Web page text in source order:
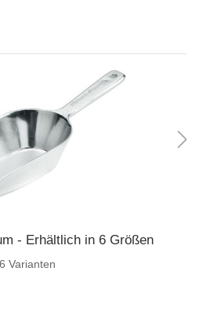
- Erhältlich in 6 Größen
6 Varianten